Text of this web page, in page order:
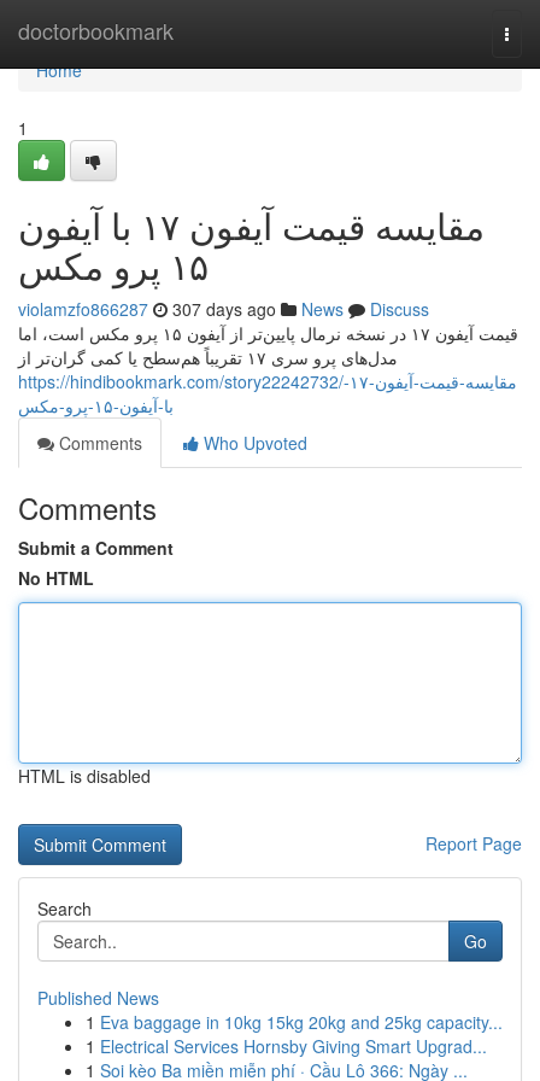
doctorbookmark
Home
Home
1
مقایسه قیمت آیفون ۱۷ با آیفون
۱۵ پرو مکس
violamzfo866287 307 days ago News
Discuss
قیمت آیفون ۱۷ در نسخه نرمال پایین‌تر از آیفون ۱۵ پرو مکس است، اما
مدل‌های پرو سری ۱۷ تقریباً هم‌سطح یا کمی گران‌تر از
https://hindibookmark.com/story22242732/مقایسه-قیمت-آیفون-۱۷-
با-آیفون-۱۵-پرو-مکس
Comments
Who Upvoted
Comments
Submit a Comment
No HTML
HTML is disabled
Report Page
Search
Go
Published News
1 Eva baggage in 10kg 15kg 20kg and 25kg capacity...
1 Electrical Services Hornsby Giving Smart Upgrad...
1 Soi kèo Ba miền miễn phí · Cầu Lô 366: Ngày ...